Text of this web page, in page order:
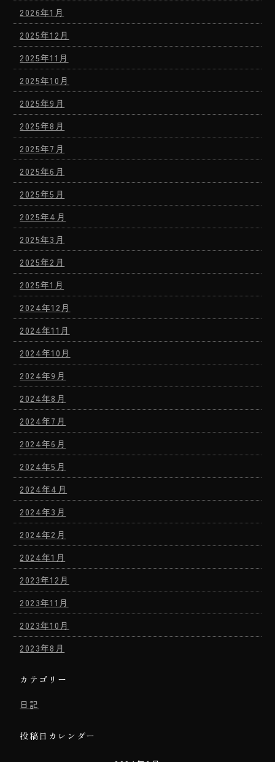
2026年1月
2025年12月
2025年11月
2025年10月
2025年9月
2025年8月
2025年7月
2025年6月
2025年5月
2025年4月
2025年3月
2025年2月
2025年1月
2024年12月
2024年11月
2024年10月
2024年9月
2024年8月
2024年7月
2024年6月
2024年5月
2024年4月
2024年3月
2024年2月
2024年1月
2023年12月
2023年11月
2023年10月
2023年8月
カテゴリー
日記
投稿日カレンダー